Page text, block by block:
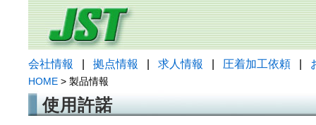
会社情報 拠点情報 求人情報 圧着加工依頼
HOME > 製品情報
使用許諾